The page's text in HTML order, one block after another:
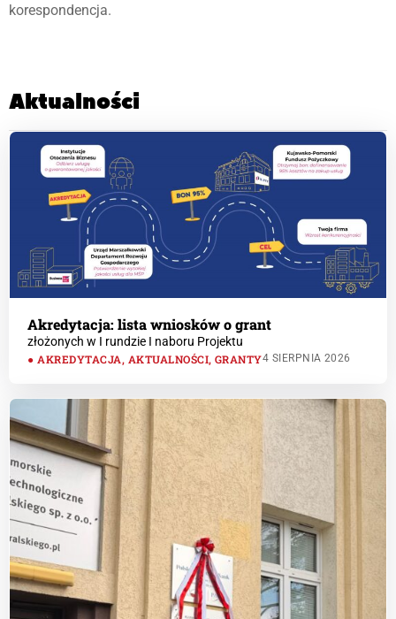
korespondencja.
Aktualności
Akredytacja: lista wniosków o grant
złożonych w I rundzie I naboru Projektu
AKREDYTACJA, AKTUALNOŚCI, GRANTY4 SIERPNIA 2026